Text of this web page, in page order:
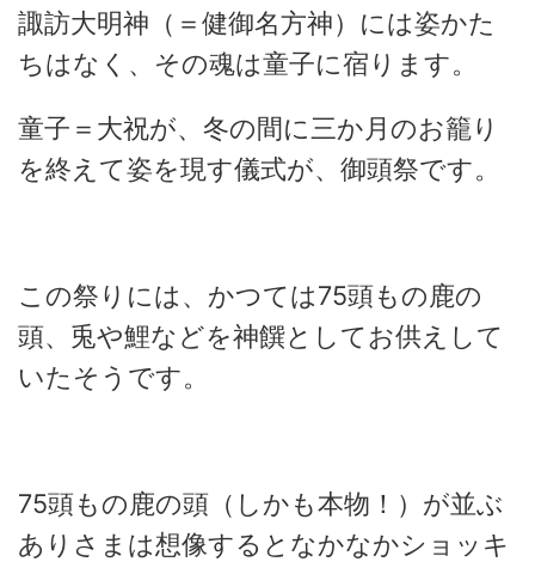
諏訪大明神（＝健御名方神）には姿かた
ちはなく、その魂は童子に宿ります。
童子＝大祝が、冬の間に三か月のお籠り
を終えて姿を現す儀式が、御頭祭です。
この祭りには、かつては75頭もの鹿の
頭、兎や鯉などを神饌としてお供えして
いたそうです。
75頭もの鹿の頭（しかも本物！）が並ぶ
ありさまは想像するとなかなかショッキ